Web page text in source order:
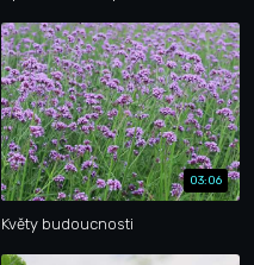
03:06
Květy budoucnosti